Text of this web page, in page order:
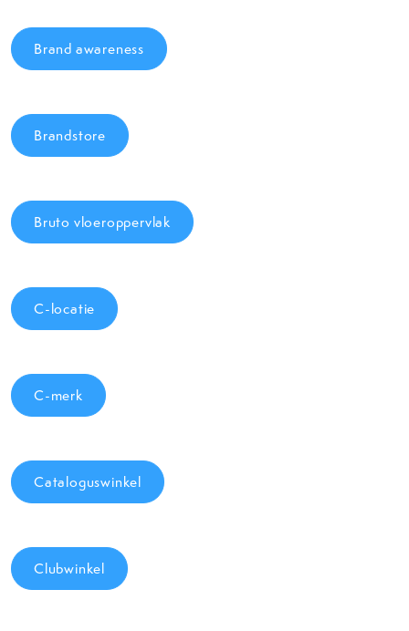
Brand awareness
Brandstore
Bruto vloeroppervlak
C-locatie
C-merk
Cataloguswinkel
Clubwinkel